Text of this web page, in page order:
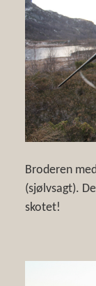
Broderen
(sjølvsagt).
skotet!